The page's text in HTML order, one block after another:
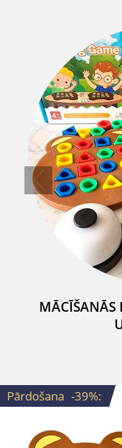
MĀCĪŠANĀS
Pārdošana -39%: